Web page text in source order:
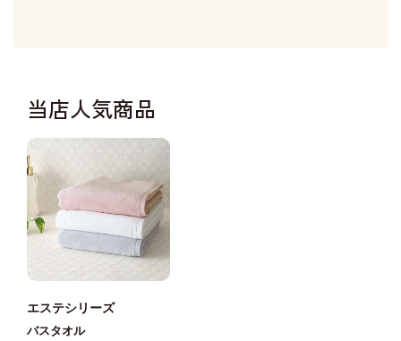
当店人気商品
エステシリーズ
バスタオル